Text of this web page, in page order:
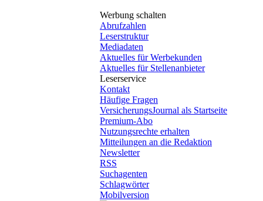
Werbung schalten
Abrufzahlen
Leserstruktur
Mediadaten
Aktuelles für Werbekunden
Aktuelles für Stellenanbieter
Leserservice
Kontakt
Häufige Fragen
VersicherungsJournal als Startseite
Premium-Abo
Nutzungsrechte erhalten
Mitteilungen an die Redaktion
Newsletter
RSS
Suchagenten
Schlagwörter
Mobilversion